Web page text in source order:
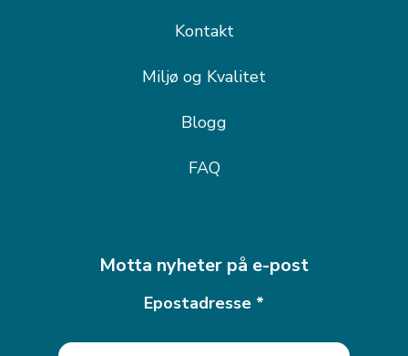
Kontakt
Miljø og Kvalitet
Blogg
FAQ
Motta nyheter på e-post
Epostadresse *